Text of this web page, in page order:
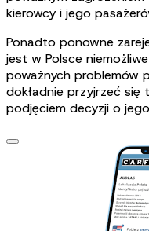
kierowcy i jego
Ponadto ponowne
jest w Polsce
poważnych problemów
dokładnie przyjrzeć się
podjęciem decyzji o